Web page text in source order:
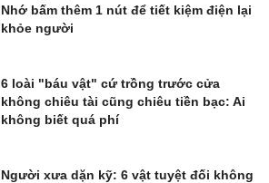
Nhớ bấm thêm 1 nút để tiết kiệm điện lại
khỏe người
6 loài "báu vật" cứ trồng trước cửa
không chiêu tài cũng chiêu tiền bạc: Ai
không biết quá phí
Người xưa dặn kỹ: 6 vật tuyệt đối không